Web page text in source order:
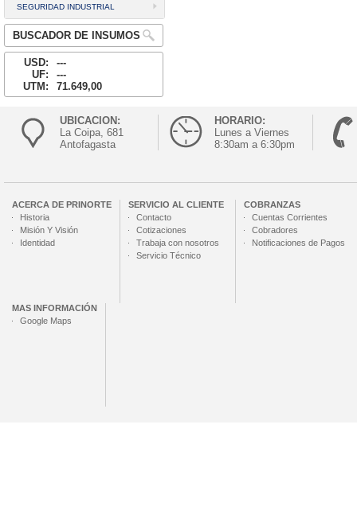
SEGURIDAD INDUSTRIAL
BUSCADOR DE INSUMOS
USD:
---
UF:
---
UTM:
71.649,00
UBICACION:
La Coipa, 681
Antofagasta
HORARIO:
Lunes a Viernes
8:30am a 6:30pm
ACERCA DE PRINORTE
Historia
Misión Y Visión
Identidad
SERVICIO AL CLIENTE
Contacto
Cotizaciones
Trabaja con nosotros
Servicio Técnico
COBRANZAS
Cuentas Corrientes
Cobradores
Notificaciones de Pagos
MAS INFORMACIÓN
Google Maps